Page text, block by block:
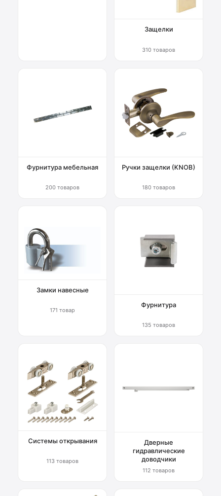
Защелки
310 товаров
Фурнитура мебельная
200 товаров
Ручки защелки (KNOB)
180 товаров
Замки навесные
171 товар
Фурнитура
135 товаров
Системы открывания
113 товаров
Дверные
гидравлические
доводчики
112 товаров